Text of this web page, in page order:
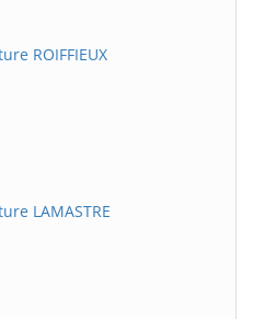
ROIFFIEUX
LAMASTRE